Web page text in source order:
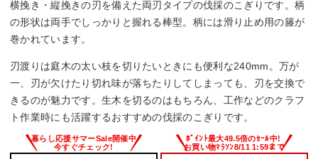
横挽き・縦挽きの刃を備えた両刃タイプの伐採のこぎりです。柄
の形状は両手でしっかりと握れる棒型。柄には滑り止め用の籐が
巻かれています。
刃渡りは庭木の太い枝を切りたいときにも便利な240mm。万が
一、刃が欠けたり切れ味が落ちたりしてしまっても、刃を交換で
きるのが魅力です。生木を切るのはもちろん、工作などのクラフ
ト作業時にも活躍するおすすめの伐採のこぎりです。